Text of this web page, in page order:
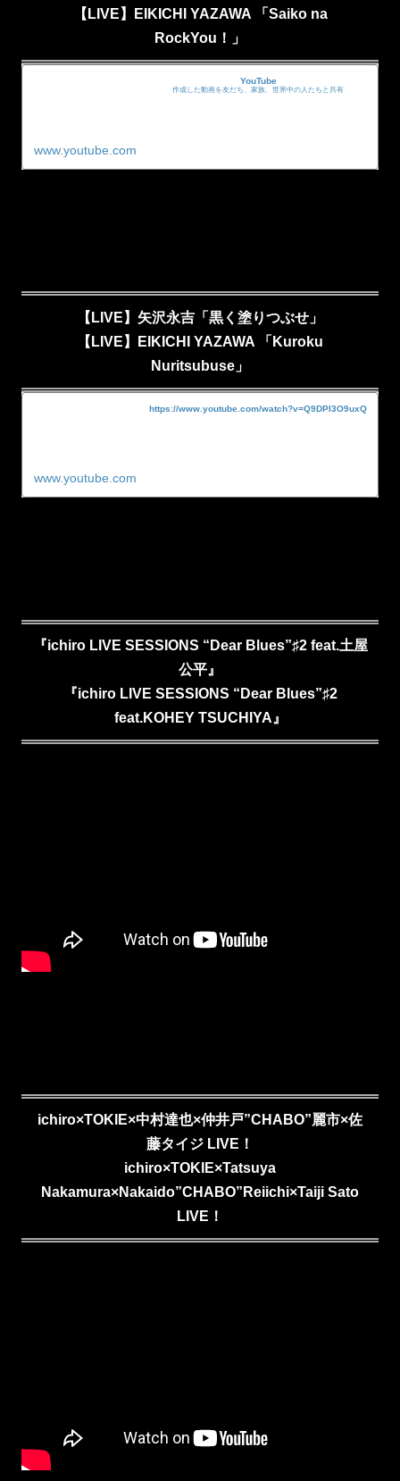
【LIVE】EIKICHI YAZAWA 「Saiko na
RockYou！」
YouTube
作成した動画を友だち、家族、世界中の人たちと共有
www.youtube.com
【LIVE】矢沢永吉「黒く塗りつぶせ」
【LIVE】EIKICHI YAZAWA 「Kuroku
Nuritsubuse」
https://www.youtube.com/watch?v=Q9DPI3O9uxQ
www.youtube.com
『ichiro LIVE SESSIONS “Dear Blues”♯2 feat.土屋
公平』
『ichiro LIVE SESSIONS “Dear Blues”♯2
feat.KOHEY TSUCHIYA』
ichiro×TOKIE×中村達也×仲井戸”CHABO”麗市×佐
藤タイジ LIVE！
ichiro×TOKIE×Tatsuya
Nakamura×Nakaido”CHABO”Reiichi×Taiji Sato
LIVE！